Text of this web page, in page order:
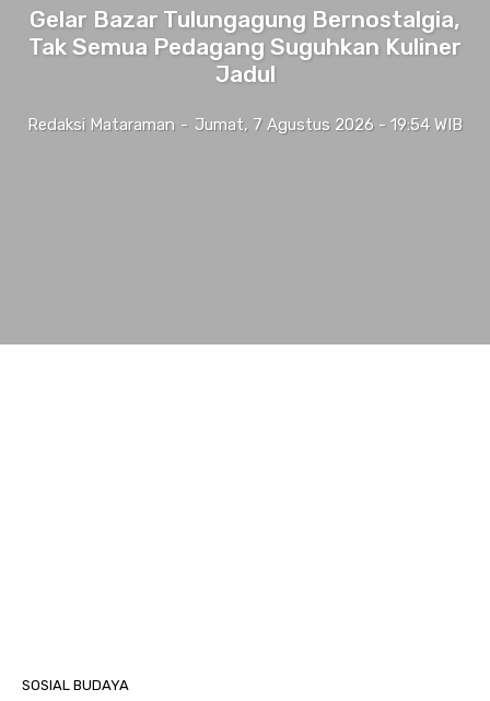
Gelar Bazar Tulungagung Bernostalgia,
Tak Semua Pedagang Suguhkan Kuliner
Jadul
Redaksi Mataraman - Jumat, 7 Agustus 2026 - 19:54 WIB
SOSIAL BUDAYA